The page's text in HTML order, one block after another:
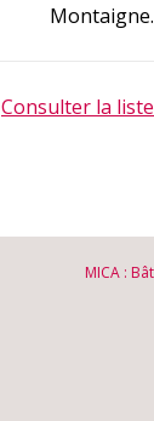
Consulter la
MICA :